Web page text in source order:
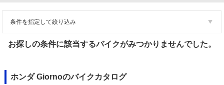
条件を指定して絞り込み
お探しの条件に該当するバイクがみつかりませんでした。
ホンダ Giornoのバイクカタログ